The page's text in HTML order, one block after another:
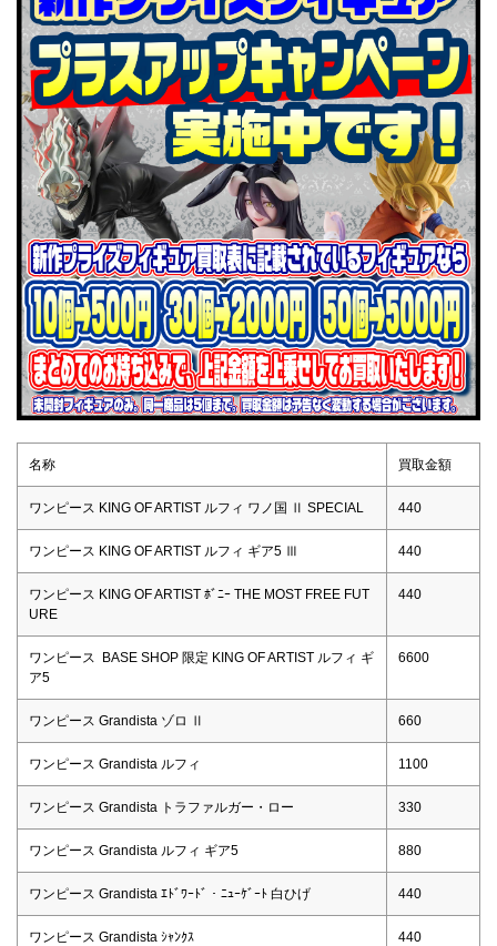
名称 買取金額
ワンピース KING OF ARTIST ルフィ ワノ国 Ⅱ SPECIAL 440
ワンピース KING OF ARTIST ルフィ ギア5 Ⅲ 440
ワンピース KING OF ARTIST ﾎﾞﾆｰ THE MOST FREE FUT
URE
440
ワンピース BASE SHOP 限定 KING OF ARTIST ルフィ ギ
ア5
6600
ワンピース Grandista ゾロ Ⅱ 660
ワンピース Grandista ルフィ 1100
ワンピース Grandista トラファルガー・ロー 330
ワンピース Grandista ルフィ ギア5 880
ワンピース Grandista ｴﾄﾞﾜｰﾄﾞ・ﾆｭｰｹﾞｰﾄ 白ひげ 440
ワンピース Grandista ｼｬﾝｸｽ 440